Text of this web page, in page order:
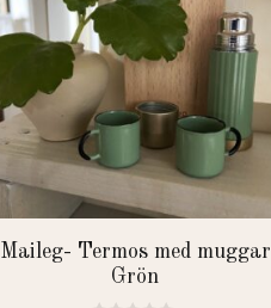
Maileg- Termos med muggar
Grön